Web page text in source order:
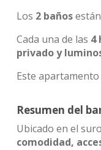
Los 2 baños
Cada una de las 4
privado y
Este
Resumen del
Ubicado en el
comodidad,